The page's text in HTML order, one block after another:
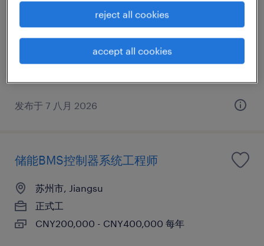
苏州市, Jiangsu
正式工
CNY200,000 - CNY400,000 每年
发布于 7 八月 2026
储能BMS控制器系统工程师
苏州市, Jiangsu
正式工
CNY200,000 - CNY400,000 每年
reject all cookies
accept all cookies